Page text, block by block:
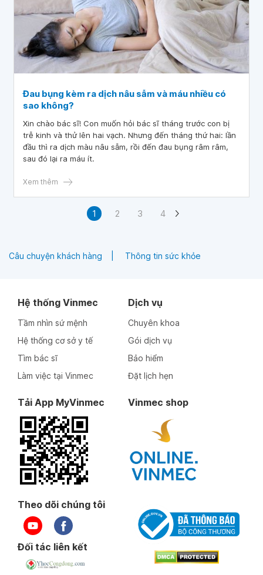
Đau bụng kèm ra dịch nâu sẫm và máu nhiều có
sao không?
Xin chào bác sĩ! Con muốn hỏi bác sĩ tháng trước con bị
trễ kinh và thử lên hai vạch. Nhưng đến tháng thứ hai: lần
đầu thì ra dịch màu nâu sẫm, rồi đến đau bụng râm râm,
sau đó lại ra máu ít.
Xem thêm
1 2 3 4
Câu chuyện khách hàng Thông tin sức khỏe
Hệ thống Vinmec
Tầm nhìn sứ mệnh
Hệ thống cơ sở y tế
Tìm bác sĩ
Làm việc tại Vinmec
Dịch vụ
Chuyên khoa
Gói dịch vụ
Bảo hiểm
Đặt lịch hẹn
Tải App MyVinmec Vinmec shop
Theo dõi chúng tôi
Đối tác liên kết